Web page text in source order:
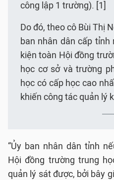
công lập 1 trường). [1]
Do đó, theo cô Bùi Thị
ban nhân dân cấp tỉnh
kiện toàn Hội đồng
học cơ sở và trường
học có cấp học cao
khiến công tác quản lý
“Ủy ban nhân dân tỉnh
Hội đồng trường trung
quản lý sát được, bởi bây